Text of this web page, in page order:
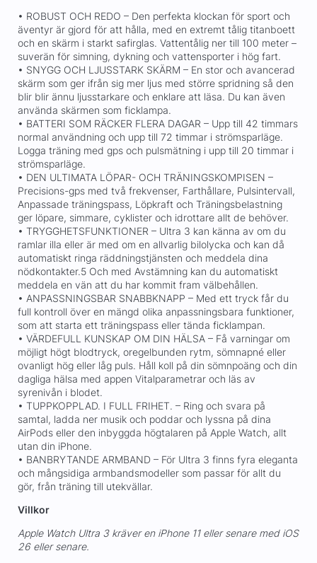
• ROBUST OCH REDO – Den perfekta klockan för sport och
äventyr är gjord för att hålla, med en extremt tålig titanboett
och en skärm i starkt safirglas. Vattentålig ner till 100 meter –
suverän för simning, dykning och vattensporter i hög fart.
• SNYGG OCH LJUSSTARK SKÄRM – En stor och avancerad
skärm som ger ifrån sig mer ljus med större spridning så den
blir blir ännu ljusstarkare och enklare att läsa. Du kan även
använda skärmen som ficklampa.
• BATTERI SOM RÄCKER FLERA DAGAR – Upp till 42 timmars
normal användning och upp till 72 timmar i strömsparläge.
Logga träning med gps och pulsmätning i upp till 20 timmar i
strömsparläge.
• DEN ULTIMATA LÖPAR- OCH TRÄNINGSKOMPISEN –
Precisions-gps med två frekvenser, Farthållare, Pulsintervall,
Anpassade träningspass, Löpkraft och Träningsbelastning
ger löpare, simmare, cyklister och idrottare allt de behöver.
• TRYGGHETSFUNKTIONER – Ultra 3 kan känna av om du
ramlar illa eller är med om en allvarlig bilolycka och kan då
automatiskt ringa räddningstjänsten och meddela dina
nödkontakter.5 Och med Avstämning kan du automatiskt
meddela en vän att du har kommit fram välbehållen.
• ANPASSNINGSBAR SNABBKNAPP – Med ett tryck får du
full kontroll över en mängd olika anpassningsbara funktioner,
som att starta ett träningspass eller tända ficklampan.
• VÄRDEFULL KUNSKAP OM DIN HÄLSA – Få varningar om
möjligt högt blodtryck, oregelbunden rytm, sömnapné eller
ovanligt hög eller låg puls. Håll koll på din sömnpoäng och din
dagliga hälsa med appen Vitalparametrar och läs av
syrenivån i blodet.
• TUPPKOPPLAD. I FULL FRIHET. – Ring och svara på
samtal, ladda ner musik och poddar och lyssna på dina
AirPods eller den inbyggda högtalaren på Apple Watch, allt
utan din iPhone.
• BANBRYTANDE ARMBAND – För Ultra 3 finns fyra eleganta
och mångsidiga armbandsmodeller som passar för allt du
gör, från träning till utekvällar.
Villkor
Apple Watch Ultra 3 kräver en iPhone 11 eller senare med iOS
26 eller senare.